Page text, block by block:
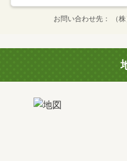
お問い合わせ先 （